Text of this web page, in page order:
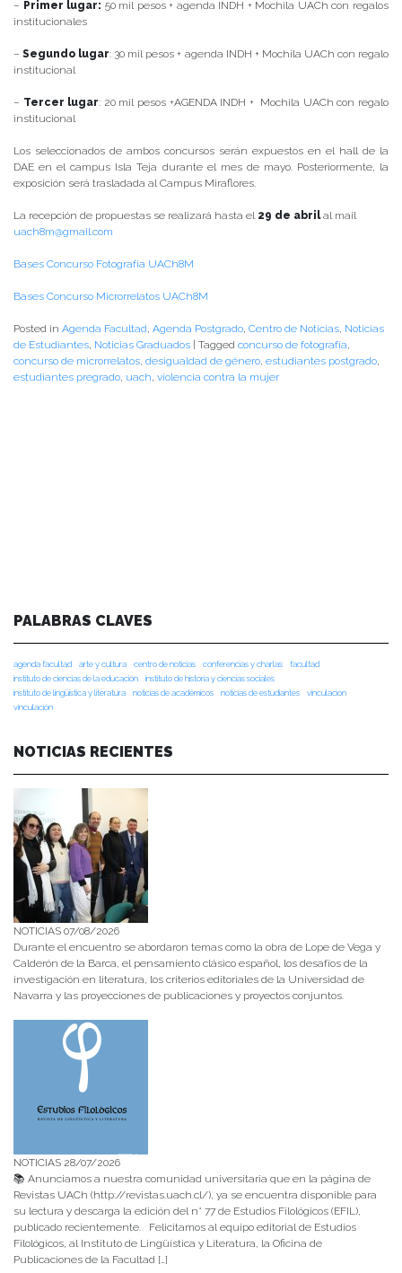
– Primer lugar: 50 mil pesos + agenda INDH + Mochila UACh con regalos
institucionales
–Segundo lugar: 30 mil pesos + agenda INDH + Mochila UACh con regalo
institucional
– Tercer lugar: 20 mil pesos +AGENDA INDH + Mochila UACh con regalo
institucional
Los seleccionados de ambos concursos serán expuestos en el hall de la
DAE en el campus Isla Teja durante el mes de mayo. Posteriormente, la
exposición será trasladada al Campus Miraflores.
La recepción de propuestas se realizará hasta el 29 de abrilal mail
uach8m@gmail.com
Bases Concurso Fotografía UACh8M
Bases Concurso Microrrelatos UACh8M
Posted in Agenda Facultad, Agenda Postgrado, Centro de Noticias, Noticias
de Estudiantes, Noticias Graduados | Tagged concurso de fotografía,
concurso de microrrelatos, desigualdad de género, estudiantes postgrado,
estudiantes pregrado, uach, violencia contra la mujer
PALABRAS CLAVES
agenda facultad arte y cultura centro de noticias conferencias y charlas
facultad
instituto de ciencias de la educación
instituto de historia y ciencias sociales
instituto de lingüística y literatura
noticias de académicos noticias de estudiantes
vinculacion
vinculación
NOTICIAS RECIENTES
NOTICIAS 07/08/2026
Durante el encuentro se abordaron temas como la obra de Lope de Vega y
Calderón de la Barca, el pensamiento clásico español, los desafíos de la
investigación en literatura, los criterios editoriales de la Universidad de
Navarra y las proyecciones de publicaciones y proyectos conjuntos.
NOTICIAS 28/07/2026
📚 Anunciamos a nuestra comunidad universitaria que en la página de
Revistas UACh (http://revistas.uach.cl/), ya se encuentra disponible para
su lectura y descarga la edición del n° 77 de Estudios Filológicos (EFIL),
publicado recientemente. Felicitamos al equipo editorial de Estudios
Filológicos, al Instituto de Lingüística y Literatura, la Oficina de
Publicaciones de la Facultad […]